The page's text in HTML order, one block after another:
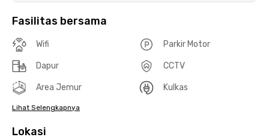
Fasilitas bersama
Wifi Parkir Motor
Dapur CCTV
Area Jemur Kulkas
Lihat Selengkapnya
Lokasi